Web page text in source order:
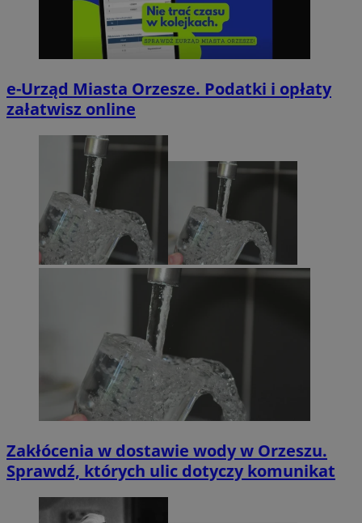
e-Urząd Miasta Orzesze. Podatki i opłaty
załatwisz online
Zakłócenia w dostawie wody w Orzeszu.
Sprawdź, których ulic dotyczy komunikat